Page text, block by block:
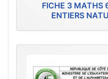
FICHE 3 MATHS
ENTIERS